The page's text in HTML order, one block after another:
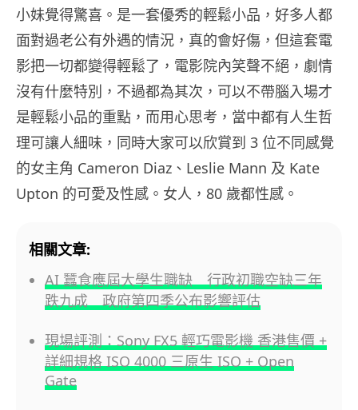
小妹覺得驚喜。是一套優秀的輕鬆小品，好多人都
面對過老公有外遇的情況，真的會好傷，但這套電
影把一切都變得輕鬆了，電影院內笑聲不絕，劇情
沒有什麼特別，不過都為其次，可以不帶腦入場才
是輕鬆小品的重點，而用心思考，當中都有人生哲
理可讓人細味，同時大家可以欣賞到 3 位不同感覺
的女主角 Cameron Diaz、Leslie Mann 及 Kate
Upton 的可愛及性感。女人，80 歲都性感。
相關文章:
AI 蠶食應屆大學生職缺 行政初職空缺三年
跌九成 政府第四季公布影響評估
現場評測：Sony FX5 輕巧電影機 香港售價 +
詳細規格 ISO 4000 三原生 ISO + Open
Gate